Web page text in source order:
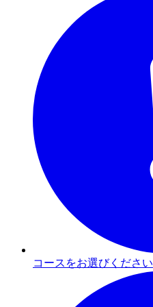
コースをお選びください